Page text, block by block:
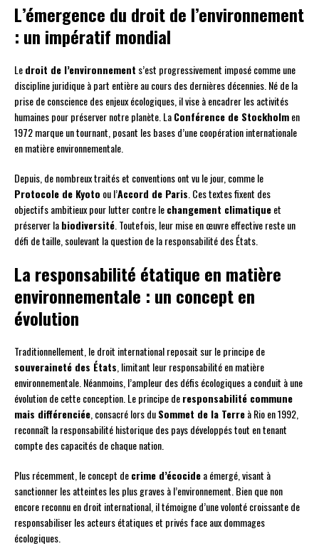
L’émergence du droit de l’environnement
: un impératif mondial
Ledroit de l’environnement s’est progressivement imposé comme une
discipline juridique à part entière au cours des dernières décennies. Né de la
prise de conscience des enjeux écologiques, il vise à encadrer les activités
humaines pour préserver notre planète. LaConférence de Stockholmen
1972 marque un tournant, posant les bases d’une coopération internationale
en matière environnementale.
Depuis, de nombreux traités et conventions ont vu le jour, comme le
Protocole de Kyoto ou l’Accord de Paris . Ces textes fixent des
objectifs ambitieux pour lutter contre lechangement climatiqueet
préserver labiodiversité . Toutefois, leur mise en œuvre effective reste un
défi de taille, soulevant la question de la responsabilité des États.
La responsabilité étatique en matière
environnementale : un concept en
évolution
Traditionnellement, le droit international reposait sur le principe de
souveraineté des États , limitant leur responsabilité en matière
environnementale. Néanmoins, l’ampleur des défis écologiques a conduit à une
évolution de cette conception. Le principe deresponsabilité commune
mais différenciée , consacré lors duSommet de la Terreà Rio en 1992,
reconnaît la responsabilité historique des pays développés tout en tenant
compte des capacités de chaque nation.
Plus récemment, le concept decrime d’écocidea émergé, visant à
sanctionner les atteintes les plus graves à l’environnement. Bien que non
encore reconnu en droit international, il témoigne d’une volonté croissante de
responsabiliser les acteurs étatiques et privés face aux dommages
écologiques.